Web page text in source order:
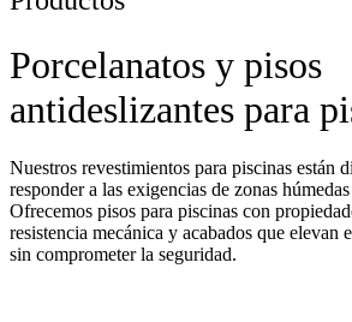
Porcelanatos y pisos
antideslizantes para
Nuestros revestimientos para piscinas están
responder a las exigencias de zonas
Ofrecemos pisos para piscinas con
resistencia mecánica y acabados que elevan
sin comprometer la seguridad.